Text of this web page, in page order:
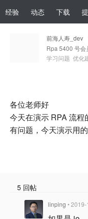
经验 动态 下载
前海人寿_dev
Rpa 5400 号会
学习问题 优化
各位老师好
今天在演示 RPA 流
有问题，今天演示用
5 回帖
linping •